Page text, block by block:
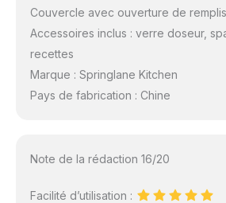
Couvercle avec ouverture de
Accessoires inclus : verre doseur,
recettes
Marque : Springlane Kitchen
Pays de fabrication : Chine
Note de la rédaction 16/20
Facilité d’utilisation :